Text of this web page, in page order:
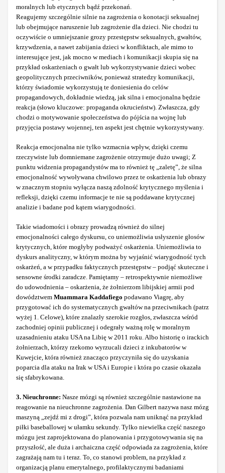
moralnych lub etycznych bądź przekonań.
Reagujemy szczególnie silnie na zagrożenia o konotacji seksualnej
lub obejmujące naruszenie lub zagrożenie dla dzieci. Nie chodzi tu
oczywiście o umniejszanie grozy przestępstw seksualnych, gwałtów,
krzywdzenia, a nawet zabijania dzieci w konfliktach, ale mimo to
interesujące jest, jak mocno w mediach i komunikacji skupia się na
przykład oskarżeniach o gwałt lub wykorzystywanie dzieci wobec
geopolitycznych przeciwników, ponieważ stratedzy komunikacji,
którzy świadomie wykorzystują te doniesienia do celów
propagandowych, dokładnie wiedzą, jak silna i emocjonalna będzie
reakcja (słowo kluczowe: propaganda okrucieństw). Zwłaszcza, gdy
chodzi o motywowanie społeczeństwa do pójścia na wojnę lub
przyjęcia postawy wojennej, ten aspekt jest chętnie wykorzystywany.
Reakcja emocjonalna nie tylko wzmacnia wpływ, dzięki czemu
rzeczywiste lub domniemane zagrożenie otrzymuje dużo uwagi; Z
punktu widzenia propagandystów ma to również tę „zaletę”, że silna
emocjonalność wywoływana chwilowo przez te oskarżenia lub obrazy
w znacznym stopniu wyłącza naszą zdolność krytycznego myślenia i
refleksji, dzięki czemu informacje te nie są poddawane krytycznej
analizie i badane pod kątem wiarygodności.
Takie wiadomości i obrazy prowadzą również do silnej
emocjonalności całego dyskursu, co uniemożliwia usłyszenie głosów
krytycznych, które mogłyby podważyć oskarżenia. Uniemożliwia to
dyskurs analityczny, w którym można by wyjaśnić wiarygodność tych
oskarżeń, a w przypadku faktycznych przestępstw – podjąć skuteczne i
sensowne środki zaradcze. Pamiętamy – retrospektywnie niemożliwe
do udowodnienia – oskarżenia, że żołnierzom libijskiej armii pod
dowództwem Muammara Kaddafiego podawano Viagrę, aby
przygotować ich do systematycznych gwałtów na przeciwnikach (patrz
wyżej 1. Celowe), które znalazły szerokie rozgłos, zwłaszcza wśród
zachodniej opinii publicznej i odegrały ważną rolę w moralnym
uzasadnieniu ataku USA na Libię w 2011 roku. Albo historię o irackich
żołnierzach, którzy rzekomo wyrzucali dzieci z inkubatorów w
Kuwejcie, która również znacząco przyczyniła się do uzyskania
poparcia dla ataku na Irak w USA i Europie i która po czasie okazała
się sfabrykowana.
3. Nieuchronne: Nasze mózgi są również szczególnie nastawione na
reagowanie na nieuchronne zagrożenia. Dan Gilbert nazywa nasz mózg
maszyną „zejdź mi z drogi”, która pozwala nam uniknąć na przykład
piłki baseballowej w ułamku sekundy. Tylko niewielka część naszego
mózgu jest zaprojektowana do planowania i przygotowywania się na
przyszłość, ale duża i archaiczna część odpowiada za zagrożenia, które
zagrażają nam tu i teraz. To, co stanowi problem, na przykład z
organizacją planu emerytalnego, profilaktycznymi badaniami